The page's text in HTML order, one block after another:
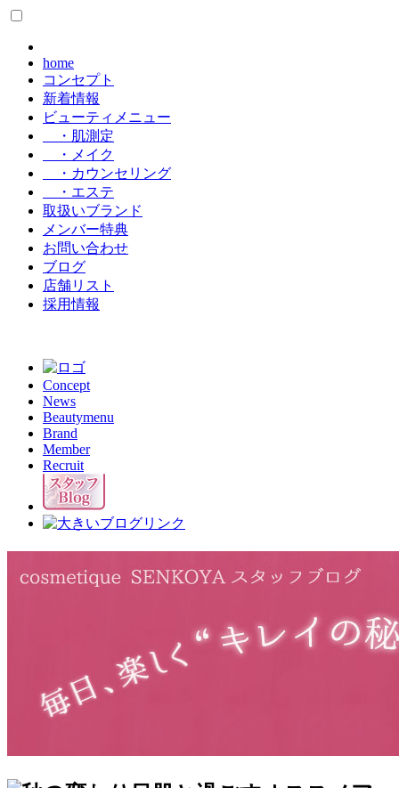
home
コンセプト
新着情報
ビューティメニュー
・肌測定
・メイク
・カウンセリング
・エステ
取扱いブランド
メンバー特典
お問い合わせ
ブログ
店舗リスト
採用情報
Concept
News
Beautymenu
Brand
Member
Recruit